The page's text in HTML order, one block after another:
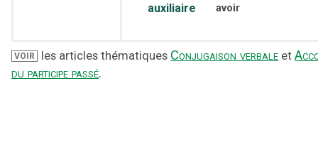
auxiliaire avoir
VOIR les articles thématiques Conjugaison verbale et
du participe passé.